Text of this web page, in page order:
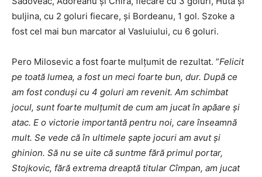
buljina, cu 2 goluri fiecare, și Bordeanu, 1 gol. Szoke a
fost cel mai bun marcator al Vasluiului, cu 6 goluri.
Pero Milosevic a fost foarte mulțumit de rezultat. ”Felicit
pe toată lumea, a fost un meci foarte bun, dur. După ce
am fost conduși cu 4 goluri am revenit. Am schimbat
jocul, sunt foarte mulțumit de cum am jucat în apăare și
atac. E o victorie importantă pentru noi, care înseamnă
mult. Se vede că în ultimele șapte jocuri am avut și
ghinion. Să nu se uite că suntme fără primul portar,
Stojkovic, fără extrema dreaptă titular Cîmpan, am jucat